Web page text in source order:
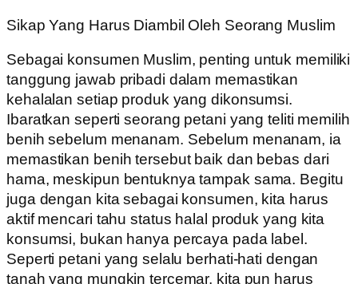
Sikap Yang Harus Diambil Oleh Seorang Muslim
Sebagai konsumen Muslim, penting untuk memiliki
tanggung jawab pribadi dalam memastikan
kehalalan setiap produk yang dikonsumsi.
Ibaratkan seperti seorang petani yang teliti memilih
benih sebelum menanam. Sebelum menanam, ia
memastikan benih tersebut baik dan bebas dari
hama, meskipun bentuknya tampak sama. Begitu
juga dengan kita sebagai konsumen, kita harus
aktif mencari tahu status halal produk yang kita
konsumsi, bukan hanya percaya pada label.
Seperti petani yang selalu berhati-hati dengan
tanah yang mungkin tercemar, kita pun harus